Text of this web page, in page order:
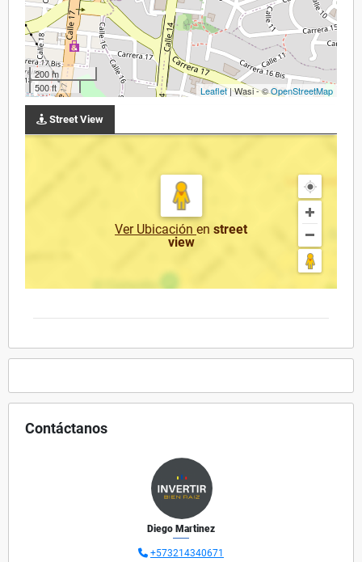
200 m
500 ft
Leaflet| Wasi - ©OpenStreetMap
Street View
Ver Ubicación en street
view
Contáctanos
Diego Martinez
+573214340671